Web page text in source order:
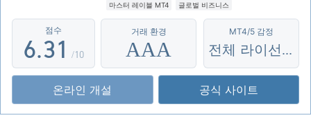
마스터 레이블 MT4
글로벌 비즈니스
잠재적 위험성이 높음
점수
5
6
7
8
.
2
3
4
5
0
1
2
3
/10
거래 환경
AAA
MT4/5 감정
전체 라이선스
온라인 개설 공식 사이트